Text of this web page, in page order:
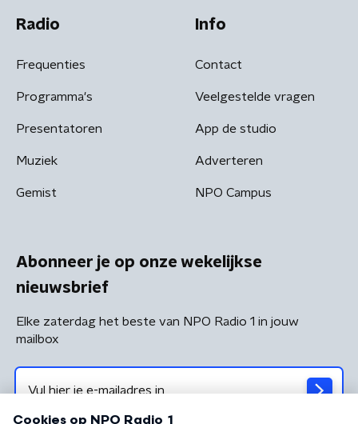
Radio
Frequenties
Programma's
Presentatoren
Muziek
Gemist
Info
Contact
Veelgestelde vragen
App de studio
Adverteren
NPO Campus
Abonneer je op onze wekelijkse
nieuwsbrief
Elke zaterdag het beste van NPO Radio 1 in jouw
mailbox